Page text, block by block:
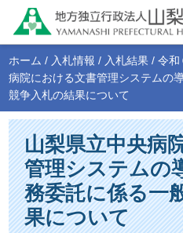
ホーム / 入札情報 / 入札結果 /令和
病院における文書管理システムの
競争入札の結果について
山梨県立中央病
管理システムの
務委託に係る一
果について